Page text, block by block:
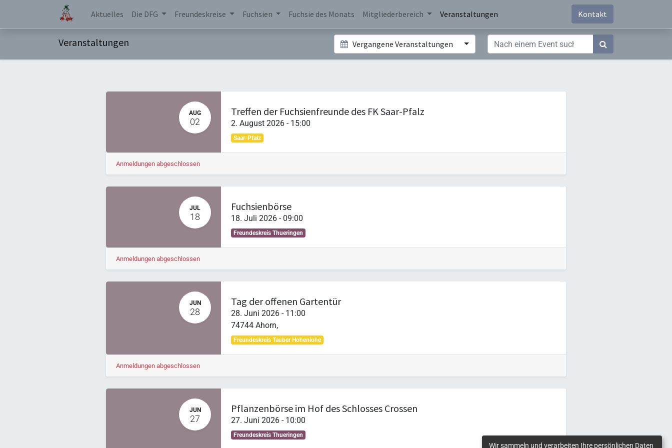
Aktuelles Die DFG Freundeskreise Fuchsien Fuchsie des Monats Mitgliederbereich Veranstaltungen Kontakt
Veranstaltungen Vergangene Veranstaltungen
AUG
02
Treffen der Fuchsienfreunde des FK Saar-Pfalz
2. August 2026 - 15:00
Saar-Pfalz
Anmeldungen abgeschlossen
JUL
18
Fuchsienbörse
18. Juli 2026 - 09:00
Freundeskreis Thueringen
Anmeldungen abgeschlossen
JUN
28
Tag der offenen Gartentür
28. Juni 2026 - 11:00
74744 Ahorn,
Freundeskreis Tauber Hohenlohe
Anmeldungen abgeschlossen
JUN
27
Pflanzenbörse im Hof des Schlosses Crossen
27. Juni 2026 - 10:00
Freundeskreis Thueringen
Wir sammeln und verarbeiten Ihre persönlichen Daten